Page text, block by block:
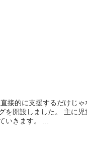
接的に支援するだけじ
を開設しました。 主に
いきます。 ...